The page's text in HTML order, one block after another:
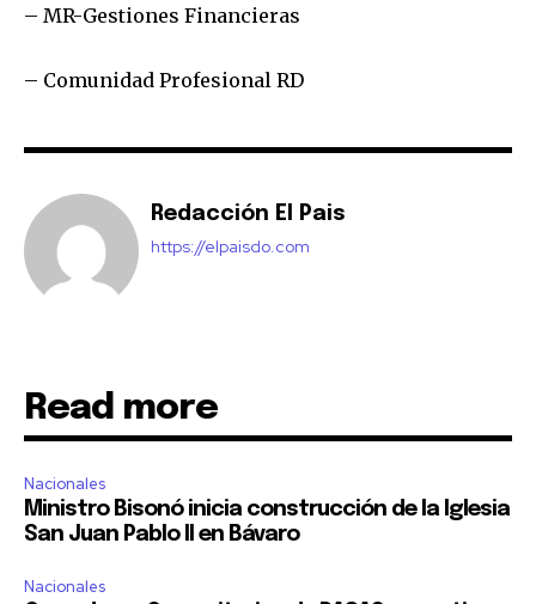
– MR-Gestiones Financieras
– Comunidad Profesional RD
Redacción El Pais
https://elpaisdo.com
Read more
Nacionales
Ministro Bisonó inicia construcción de la Iglesia
San Juan Pablo II en Bávaro
Nacionales